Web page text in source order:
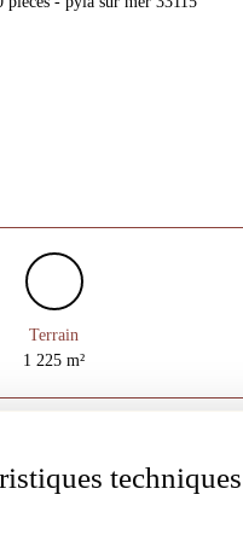
Terrain
1 225m²
techniques